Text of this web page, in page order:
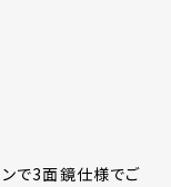
で3面鏡仕様でご